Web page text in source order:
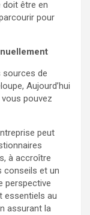
doit être en
pour
sources de
Aujourd’hui
pouvez
peut
à accroître
conseils et un
perspective
essentiels au
assurant la